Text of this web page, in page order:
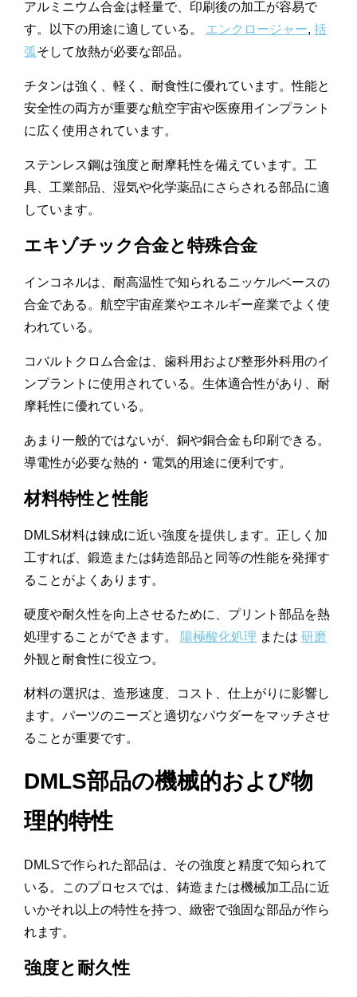
アルミニウム合金は軽量で、印刷後の加工が容易で
す。以下の用途に適している。 エンクロージャー, 括
弧そして放熱が必要な部品。
チタンは強く、軽く、耐食性に優れています。性能と
安全性の両方が重要な航空宇宙や医療用インプラント
に広く使用されています。
ステンレス鋼は強度と耐摩耗性を備えています。工
具、工業部品、湿気や化学薬品にさらされる部品に適
しています。
エキゾチック合金と特殊合金
インコネルは、耐高温性で知られるニッケルベースの
合金である。航空宇宙産業やエネルギー産業でよく使
われている。
コバルトクロム合金は、歯科用および整形外科用のイ
ンプラントに使用されている。生体適合性があり、耐
摩耗性に優れている。
あまり一般的ではないが、銅や銅合金も印刷できる。
導電性が必要な熱的・電気的用途に便利です。
材料特性と性能
DMLS材料は錬成に近い強度を提供します。正しく加
工すれば、鍛造または鋳造部品と同等の性能を発揮す
ることがよくあります。
硬度や耐久性を向上させるために、プリント部品を熱
処理することができます。
陽極酸化処理 または 研磨
外観と耐食性に役立つ。
材料の選択は、造形速度、コスト、仕上がりに影響し
ます。パーツのニーズと適切なパウダーをマッチさせ
ることが重要です。
DMLS部品の機械的および物
理的特性
DMLSで作られた部品は、その強度と精度で知られて
いる。このプロセスでは、鋳造または機械加工品に近
いかそれ以上の特性を持つ、緻密で強固な部品が作ら
れます。
強度と耐久性